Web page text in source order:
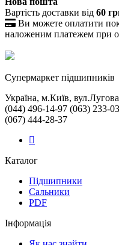
Вартість доставки від 60
 Ви можете оплатити
наложеним платежем при
Cупермаркет підшипників
Україна, м.Київ,
(044) 496-14-97 (063) 233-
(067) 444-28-37
Каталог
Підшипники
Сальники
PDF
Інформація